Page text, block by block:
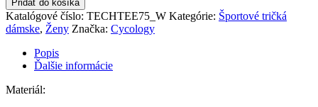
tričko
City
of
Angels
Pridať do košíka
Katalógové číslo: TECHTEE75_W Kategórie: Športové tričká
dámske, Ženy Značka: Cycology
Popis
Ďalšie informácie
Materiál: